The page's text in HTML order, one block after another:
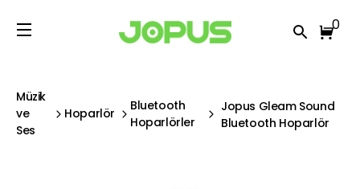
0
Müzik
ve
Ses
Hoparlör
Bluetooth
Hoparlörler
Jopus Gleam Sound
Bluetooth Hoparlör